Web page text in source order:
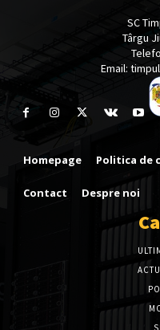
SC
Târgu
Email:
Homepage Politica de
Contact Despre noi